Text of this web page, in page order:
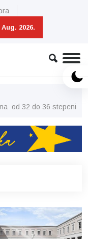
Aug. 2026.
od 32 do 36 stepeni